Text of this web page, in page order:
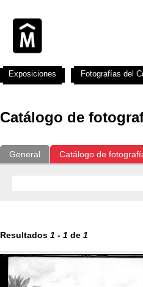
Catálogo de
General Catálogo de
Resultados 1 - 1 de 1
Exposiciones Fotografías del